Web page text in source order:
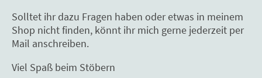
Solltet ihr dazu Fragen haben oder etwas in meinem
Shop nicht finden, könnt ihr mich gerne jederzeit per
Mail anschreiben.
Viel Spaß beim Stöbern